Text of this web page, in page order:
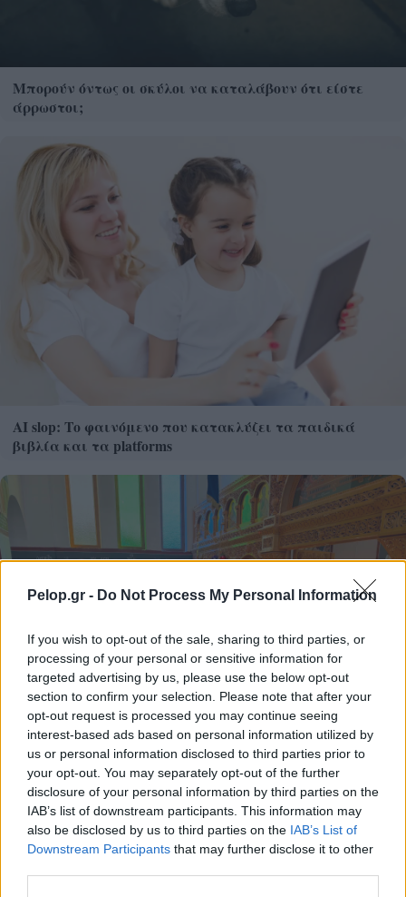
Pelop.gr - Do Not Process My Personal Information
If you wish to opt-out of the sale, sharing to third parties, or
processing of your personal or sensitive information for
targeted advertising by us, please use the below opt-out
section to confirm your selection. Please note that after your
opt-out request is processed you may continue seeing
interest-based ads based on personal information utilized by
us or personal information disclosed to third parties prior to
your opt-out. You may separately opt-out of the further
disclosure of your personal information by third parties on the
IAB’s list of downstream participants. This information may
also be disclosed by us to third parties on the IAB’s List of
Downstream Participants that may further disclose it to other
Μπορούν όντως οι σκύλοι να καταλάβουν ότι είστε
άρρωστοι;
AI slop: Το φαινόμενο που κατακλύζει τα παιδικά
βιβλία και τα platforms
Η εορτή του Αγίου Παντελεήμονα στον Ανω Κλείτορα
ΦΩΤΟ